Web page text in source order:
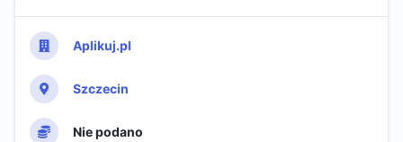
Aplikuj.pl
Szczecin
Nie podano